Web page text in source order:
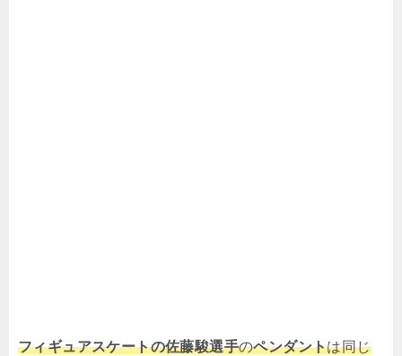
フィギュアスケートの佐藤駿選手のペンダントは同じ